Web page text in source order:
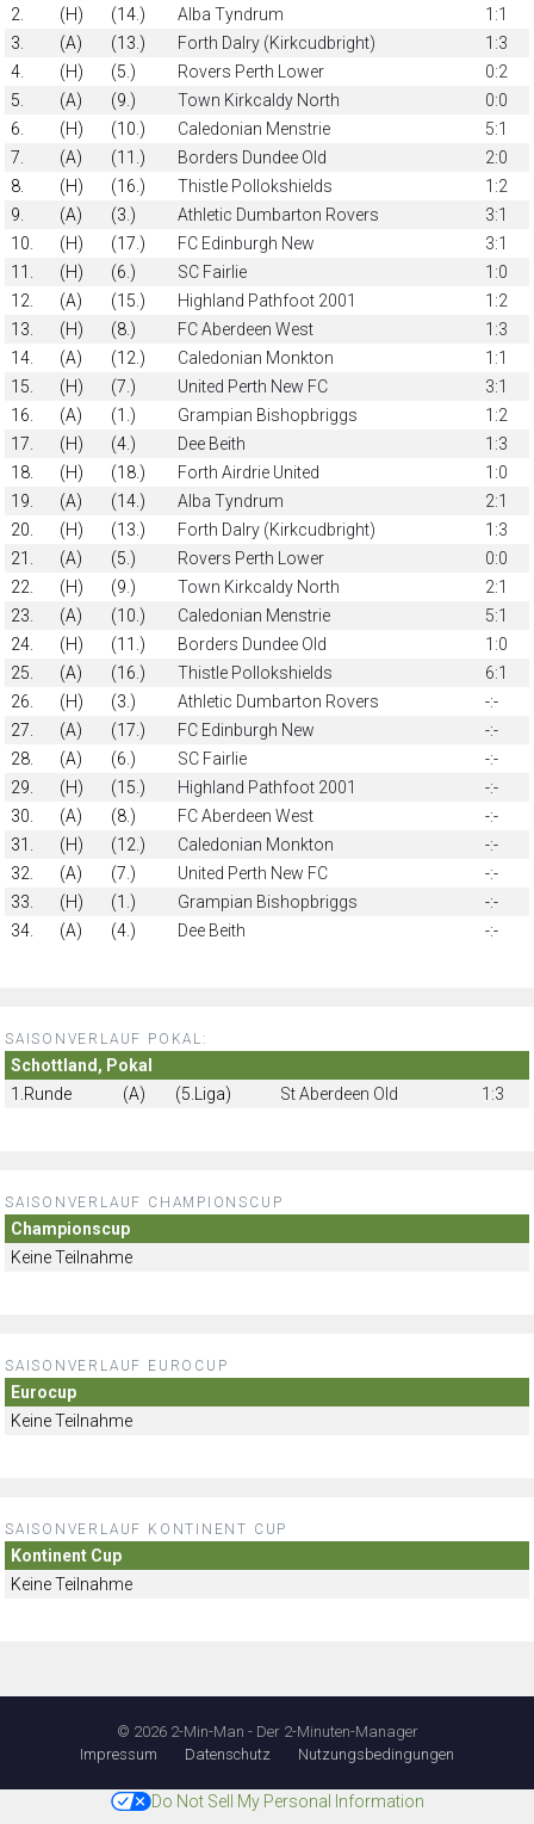
2.
(H) (14.) Alba Tyndrum
1:1
3.
(A) (13.) Forth Dalry (Kirkcudbright)
1:3
4.
(H) (5.) Rovers Perth Lower
0:2
5.
(A) (9.) Town Kirkcaldy North
0:0
6.
(H) (10.) Caledonian Menstrie
5:1
7.
(A) (11.) Borders Dundee Old
2:0
8.
(H) (16.) Thistle Pollokshields
1:2
9.
(A) (3.) Athletic Dumbarton Rovers
3:1
10.
(H) (17.) FC Edinburgh New
3:1
11.
(H) (6.) SC Fairlie
1:0
12.
(A) (15.) Highland Pathfoot 2001
1:2
13.
(H) (8.) FC Aberdeen West
1:3
14.
(A) (12.) Caledonian Monkton
1:1
15.
(H) (7.) United Perth New FC
3:1
16.
(A) (1.) Grampian Bishopbriggs
1:2
17.
(H) (4.) Dee Beith
1:3
18.
(H) (18.) Forth Airdrie United
1:0
19.
(A) (14.) Alba Tyndrum
2:1
20.
(H) (13.) Forth Dalry (Kirkcudbright)
1:3
21.
(A) (5.) Rovers Perth Lower
0:0
22.
(H) (9.) Town Kirkcaldy North
2:1
23.
(A) (10.) Caledonian Menstrie
5:1
24.
(H) (11.) Borders Dundee Old
1:0
25.
(A) (16.) Thistle Pollokshields
6:1
26.
(H) (3.) Athletic Dumbarton Rovers
-:-
27.
(A) (17.) FC Edinburgh New
-:-
28.
(A) (6.) SC Fairlie
-:-
29.
(H) (15.) Highland Pathfoot 2001
-:-
30.
(A) (8.) FC Aberdeen West
-:-
31.
(H) (12.) Caledonian Monkton
-:-
32.
(A) (7.) United Perth New FC
-:-
33.
(H) (1.) Grampian Bishopbriggs
-:-
34.
(A) (4.) Dee Beith -:-
SAISONVERLAUF POKAL:
Schottland, Pokal
1.Runde
(A) (5.Liga) St Aberdeen Old 1:3
SAISONVERLAUF CHAMPIONSCUP
Championscup
Keine Teilnahme
SAISONVERLAUF EUROCUP
Eurocup
Keine Teilnahme
SAISONVERLAUF KONTINENT CUP
Kontinent Cup
Keine Teilnahme
© 2026 2-Min-Man - Der 2-Minuten-Manager
Impressum
Datenschutz Nutzungsbedingungen
Do Not Sell My Personal Information